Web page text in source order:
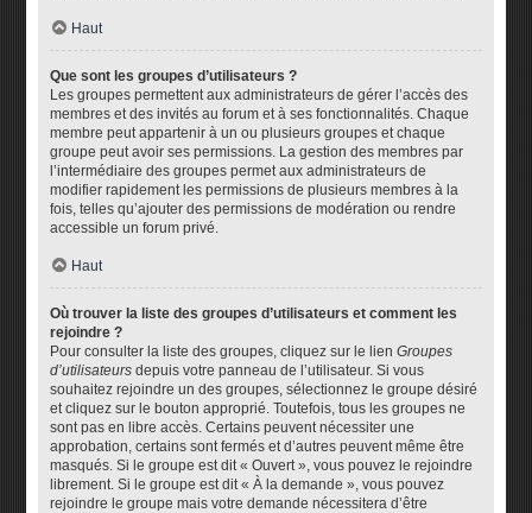
Haut
Que sont les groupes d’utilisateurs ?
Les groupes permettent aux administrateurs de gérer l’accès des
membres et des invités au forum et à ses fonctionnalités. Chaque
membre peut appartenir à un ou plusieurs groupes et chaque
groupe peut avoir ses permissions. La gestion des membres par
l’intermédiaire des groupes permet aux administrateurs de
modifier rapidement les permissions de plusieurs membres à la
fois, telles qu’ajouter des permissions de modération ou rendre
accessible un forum privé.
Haut
Où trouver la liste des groupes d’utilisateurs et comment les
rejoindre ?
Pour consulter la liste des groupes, cliquez sur le lienGroupes
d’utilisateurs depuis votre panneau de l’utilisateur. Si vous
souhaitez rejoindre un des groupes, sélectionnez le groupe désiré
et cliquez sur le bouton approprié. Toutefois, tous les groupes ne
sont pas en libre accès. Certains peuvent nécessiter une
approbation, certains sont fermés et d’autres peuvent même être
masqués. Si le groupe est dit « Ouvert », vous pouvez le rejoindre
librement. Si le groupe est dit « À la demande », vous pouvez
rejoindre le groupe mais votre demande nécessitera d’être